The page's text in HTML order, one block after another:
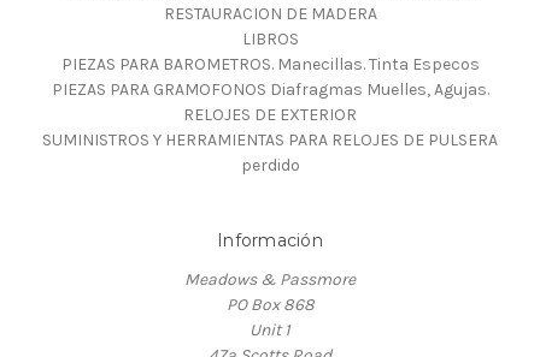
RESTAURACION DE MADERA
LIBROS
PIEZAS PARA BAROMETROS. Manecillas. Tinta Especos
PIEZAS PARA GRAMOFONOS Diafragmas Muelles, Agujas.
RELOJES DE EXTERIOR
SUMINISTROS Y HERRAMIENTAS PARA RELOJES DE PULSERA
perdido
Información
Meadows & Passmore
PO Box 868
Unit 1